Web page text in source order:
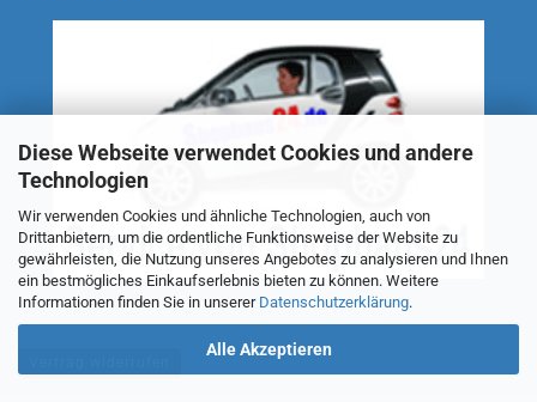
Diese Webseite verwendet Cookies und andere
Technologien
Wir verwenden Cookies und ähnliche Technologien, auch von
Drittanbietern, um die ordentliche Funktionsweise der Website zu
gewährleisten, die Nutzung unseres Angebotes zu analysieren und Ihnen
ein bestmögliches Einkaufserlebnis bieten zu können. Weitere
Informationen finden Sie in unserer Datenschutzerklärung.
Alle Akzeptieren